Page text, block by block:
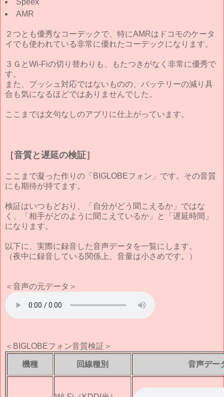
Speex
AMR
２つとも優秀なコーデックで、特にAMRはドコモのケータ
イでも使われている非常に優れたコーデックになります。
３ＧとWi-Fiの切り替わりも、もたつきがなく非常に優秀で
す。
また、プッシュ対応ではないものの、バッテリーの減り具
合も気になるほどではありませんでした。
ここまでは文句なしのアプリに仕上がっています。
［音質と遅延の検証］
ここまで凝った作りの「BIGLOBEフォン」です。その音質
にも期待が持てます。
検証はいつもどおり、「自分がどう聞こえるか」ではな
く、「相手がどのように聞こえているか」と「遅延時間」
になります。
以下に、実際に録音した音声データを一覧にします。
（夜中に録音している関係上、音量は小さめです。）
＜音声の元データ＞
＜BIGLOBEフォン音質検証＞
機種 回線種別 音声デー